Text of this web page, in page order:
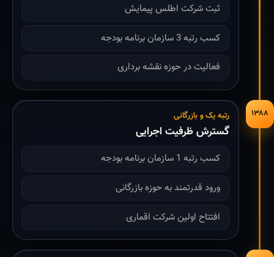
ثبت شرکت اطلس پیمایش
کسب رتبه 3 سازمان برنامه بودجه
فعالیت در حوزه نقشه برداری
۱۳۸۸ رتبه یک و بازرگانی
گسترش ظرفیت اجرایی
کسب رتبه 1 سازمان برنامه بودجه
ورود قدرتمند به حوزه بازرگانی
افتتاح اولین شرکت اقماری